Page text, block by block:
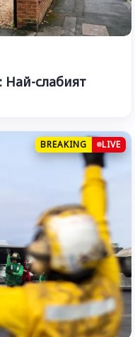
Най-слабият
BREAKING LIVE